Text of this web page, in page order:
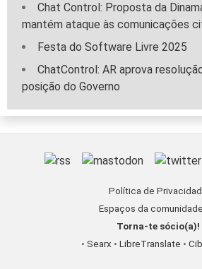
Chat Control: Proposta da
mantém ataque às comunicações
Festa do Software Livre 2025
ChatControl: AR aprova
posição do Governo
Política de
Espaços da
Torna-te sócio(a)!
• Searx • LibreTranslate •